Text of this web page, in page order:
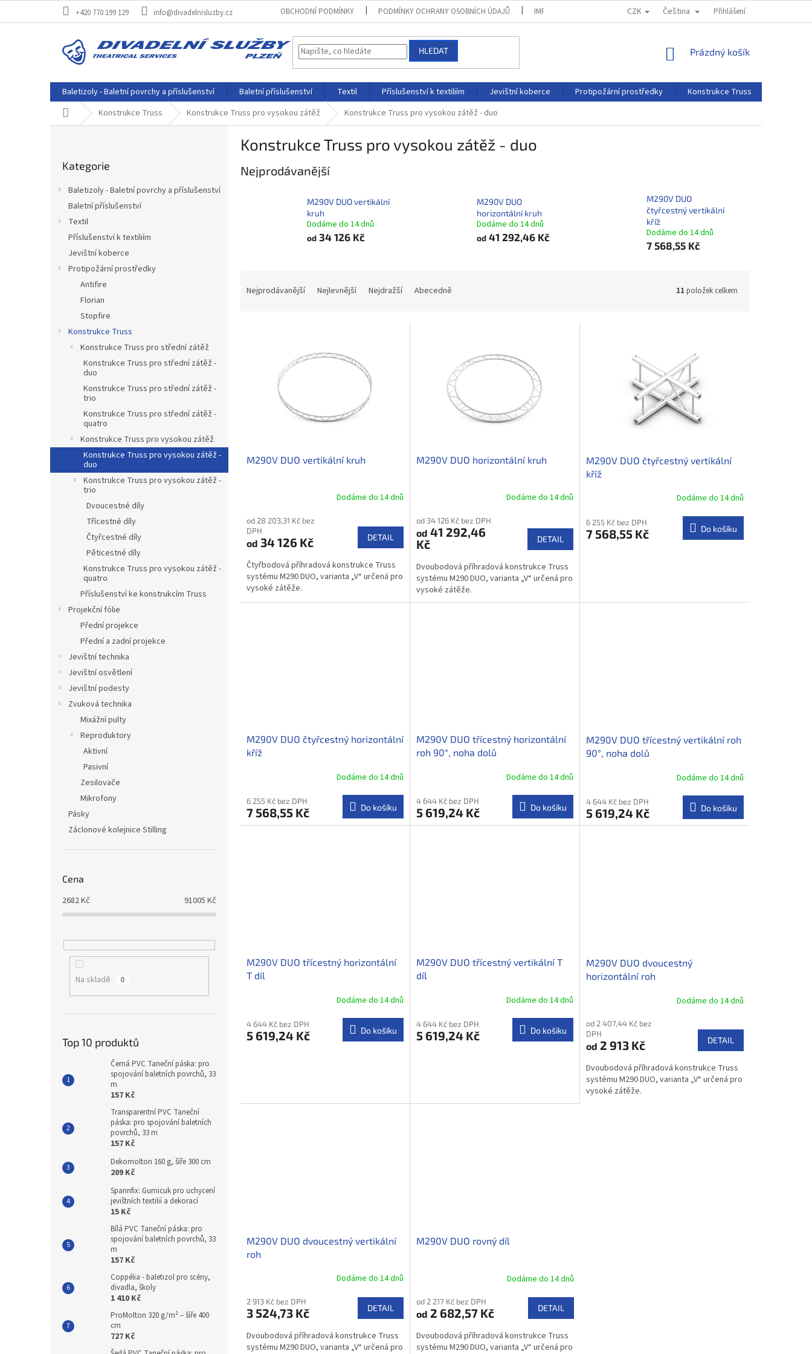
+420 770 199 129 info@divadelnisluzby.cz OBCHODNÍ PODMÍNKY PODMÍNKY OCHRANY OSOBNÍCH ÚDAJŮ IMPRESSUM REKLAMAČNÍ ŘÁD
CZK Čeština Přihlášení
HLEDAT
NÁKUPNÍ
Prázdný košík
Baletizoly - Baletní povrchy a příslušenství Baletní příslušenství Textil Příslušenství k textiliím Jevištní koberce Protipožární prostředky Konstrukce Truss
Domů Konstrukce Truss Konstrukce Truss pro vysokou zátěž Konstrukce Truss pro vysokou zátěž - duo
kategorie
Kategorie
Baletizoly - Baletní povrchy a příslušenství
Baletní příslušenství
Textil
Příslušenství k textiliím
Jevištní koberce
Protipožární prostředky
Antifire
Florian
Stopfire
Konstrukce Truss
Konstrukce Truss pro střední zátěž
Konstrukce Truss pro střední zátěž -
duo
Konstrukce Truss pro střední zátěž -
trio
Konstrukce Truss pro střední zátěž -
quatro
Konstrukce Truss pro vysokou zátěž
Konstrukce Truss pro vysokou zátěž -
duo
Konstrukce Truss pro vysokou zátěž -
trio
Dvoucestné díly
Třícestné díly
Čtyřcestné díly
Pěticestné díly
Konstrukce Truss pro vysokou zátěž -
quatro
Příslušenství ke konstrukcím Truss
Projekční fólie
Přední projekce
Přední a zadní projekce
Jevištní technika
Jevištní osvětlení
Jevištní podesty
Zvuková technika
Mixážní pulty
Reproduktory
Aktivní
Pasivní
Zesilovače
Mikrofony
Pásky
Záclonové kolejnice Stilling
Cena
2682Kč 91005 Kč
Na skladě 0
Top 10 produktů
Černá PVC Taneční páska: pro
spojování baletních povrchů, 33
m
157 Kč
Transparentní PVC Taneční
páska: pro spojování baletních
povrchů, 33 m
157 Kč
Dekomolton 160 g, šíře 300 cm
209 Kč
Spannfix: Gumicuk pro uchycení
jevištních textilií a dekorací
15 Kč
Bílá PVC Taneční páska: pro
spojování baletních povrchů, 33
m
157 Kč
Coppélia - baletizol pro scény,
divadla, školy
1 410 Kč
ProMolton 320 g/m² – šíře 400
cm
727 Kč
Konstrukce Truss pro vysokou zátěž - duo
Nejprodávanější
M290V DUO vertikální
kruh
Dodáme do 14 dnů
od 34 126 Kč
M290V DUO
horizontální kruh
Dodáme do 14 dnů
od41 292,46 Kč
M290V DUO
čtyřcestný vertikální
kříž
Dodáme do 14 dnů
7 568,55 Kč
Nejprodávanější Nejlevnější Nejdražší Abecedně 11 položek celkem
M290V DUO vertikální kruh
Dodáme do 14 dnů
od 28 203,31 Kč bez
DPH
od 34 126 Kč DETAIL
Čtyřbodová příhradová konstrukce Truss
systému M290 DUO, varianta „V“ určená pro
vysoké zátěže.
M290V DUO horizontální kruh
Dodáme do 14 dnů
od 34 126 Kč bez DPH
od 41 292,46
Kč
DETAIL
Dvoubodová příhradová konstrukce Truss
systému M290 DUO, varianta „V“ určená pro
vysoké zátěže.
M290V DUO čtyřcestný vertikální
kříž
Dodáme do 14 dnů
6 255 Kč bez DPH
7 568,55 Kč Do košíku
M290V DUO čtyřcestný horizontální
kříž
Dodáme do 14 dnů
6 255 Kč bez DPH
7 568,55 Kč Do košíku
M290V DUO třícestný horizontální
roh 90°, noha dolů
Dodáme do 14 dnů
4 644 Kč bez DPH
5 619,24 Kč Do košíku
M290V DUO třícestný vertikální roh
90°, noha dolů
Dodáme do 14 dnů
4 644 Kč bez DPH
5 619,24 Kč Do košíku
M290V DUO třícestný horizontální
T díl
Dodáme do 14 dnů
4 644 Kč bez DPH
5 619,24 Kč Do košíku
M290V DUO třícestný vertikální T
díl
Dodáme do 14 dnů
4 644 Kč bez DPH
5 619,24 Kč Do košíku
M290V DUO dvoucestný
horizontální roh
Dodáme do 14 dnů
od 2 407,44 Kč bez
DPH
od 2 913 Kč DETAIL
Dvoubodová příhradová konstrukce Truss
systému M290 DUO, varianta „V“ určená pro
vysoké zátěže.
M290V DUO dvoucestný vertikální
roh
Dodáme do 14 dnů
2 913 Kč bez DPH
3 524,73 Kč DETAIL
Dvoubodová příhradová konstrukce Truss
systému M290 DUO, varianta „V“ určená pro
M290V DUO rovný díl
Dodáme do 14 dnů
od 2 217 Kč bez DPH
od 2 682,57 Kč DETAIL
Dvoubodová příhradová konstrukce Truss
systému M290 DUO, varianta „V“ určená pro